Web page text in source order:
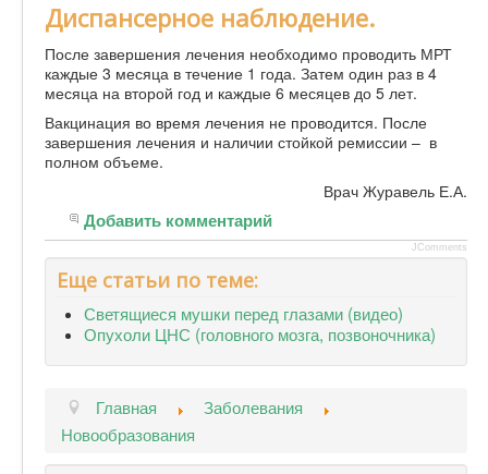
Диспансерное наблюдение.
После завершения лечения необходимо проводить МРТ
каждые 3 месяца в течение 1 года. Затем один раз в 4
месяца на второй год и каждые 6 месяцев до 5 лет.
Вакцинация во время лечения не проводится. После
завершения лечения и наличии стойкой ремиссии – в
полном объеме.
Врач Журавель Е.А.
Добавить комментарий
JComments
Еще статьи по теме:
Светящиеся мушки перед глазами (видео)
Опухоли ЦНС (головного мозга, позвоночника)
Главная
Заболевания
Новообразования